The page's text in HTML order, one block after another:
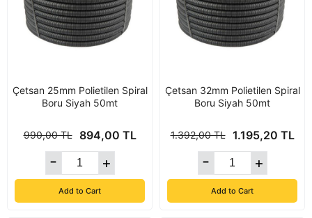
Çetsan 25mm Polietilen Spiral
Boru Siyah 50mt
894,00 TL
990,00 TL
Add to Cart
Çetsan 32mm Polietilen Spiral
Boru Siyah 50mt
1.195,20 TL
1.392,00 TL
Add to Cart